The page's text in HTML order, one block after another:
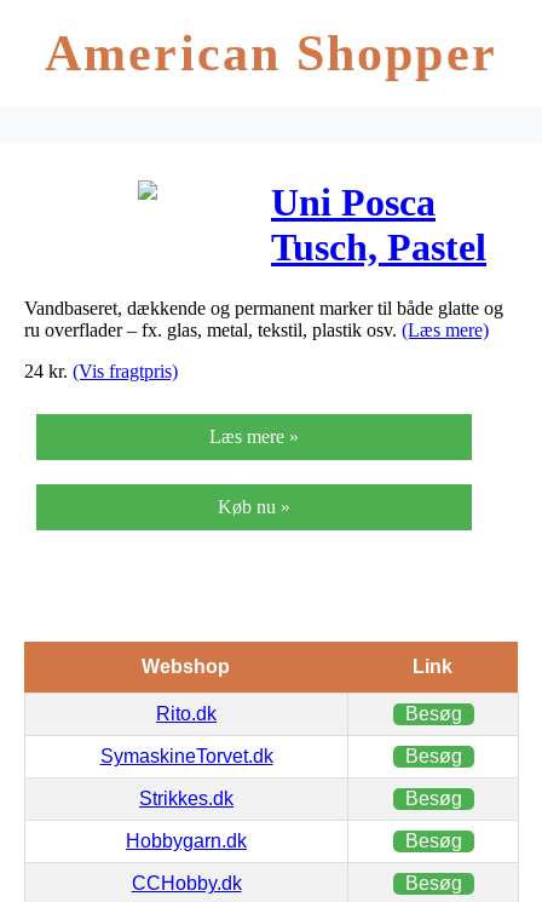
American Shopper
Uni Posca
Tusch, Pastel
blue ,
stregtykkelse:,
1stk.
Vandbaseret, dækkende og permanent marker til både glatte og
ru overflader – fx. glas, metal, tekstil, plastik osv. (Læs mere)
24 kr. (Vis fragtpris)
Læs mere »
Køb nu »
Webshop Link
Rito.dk Besøg
SymaskineTorvet.dk Besøg
Strikkes.dk Besøg
Hobbygarn.dk Besøg
CCHobby.dk Besøg